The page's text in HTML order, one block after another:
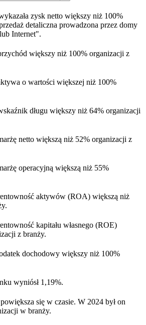
zysk netto większy niż 100%
detaliczna prowadzona przez domy
Internet".
większy niż 100% organizacji z
o wartości większej niż 100%
długu większy niż 64% organizacji
netto większą niż 52% organizacji z
operacyjną większą niż 55%
aktywów (ROA) większą niż
kapitału własnego (ROE)
z branży.
dochodowy większy niż 100%
wyniósł 1,19%.
powiększa się w czasie. W 2024 był on
w branży.